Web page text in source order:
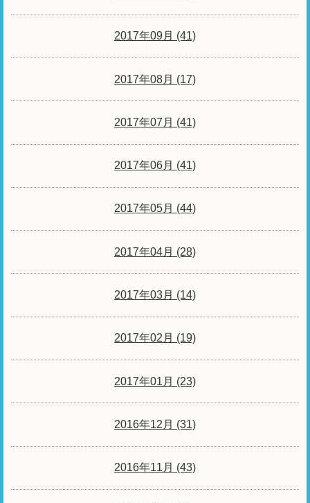
2017年09月 (41)
2017年08月 (17)
2017年07月 (41)
2017年06月 (41)
2017年05月 (44)
2017年04月 (28)
2017年03月 (14)
2017年02月 (19)
2017年01月 (23)
2016年12月 (31)
2016年11月 (43)